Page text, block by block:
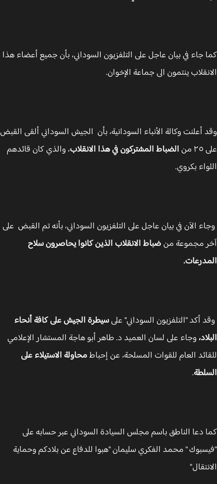
جاء في بيان عاجل على التلفزيون السوداني، بأن جميع أعضاء هذا
ينتمون الى جماعة الإخوان.
أعلنت وكالة الأنباء السودانية، بأن الجيش السوداني ألقى القبض
الضباط المشتركون في هذا الانقلاب، والذي كان قائدهم
بكروي.
الآن في بيان عاجل على التلفزيون السوداني، بأنه تم القبض على
مجموعة منضباط الانقلاب الذين كانوا يحاصرون سلاح
أكد "التلفزيون السوداني" علىسيطرة الجيش على كافة أنحاء
وجاء على لسان العميد د. طاهر أبو هاجة المستشار الإعلامي
العام للقوات المسلحة، عن إحباطمحاولة الاستيلاء على
.
دعا الناطق باسم مجلس السيادة السوداني عبر حسابه على
" محمد الفكري سليمان "هبوا للدفاع عن بلادكم وحماية